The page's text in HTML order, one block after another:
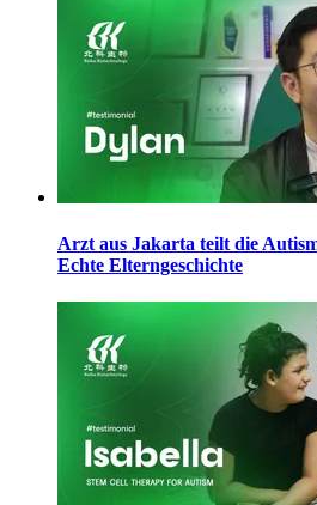
Arzt aus Jakarta teilt die
Echte Elterngeschichte